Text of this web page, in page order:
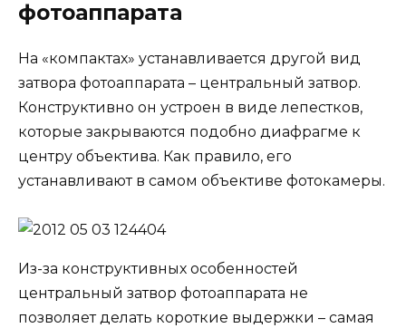
фотоаппарата
На «компактах» устанавливается другой вид
затвора фотоаппарата – центральный затвор.
Конструктивно он устроен в виде лепестков,
которые закрываются подобно диафрагме к
центру объектива. Как правило, его
устанавливают в самом объективе фотокамеры.
Из-за конструктивных особенностей
центральный затвор фотоаппарата не
позволяет делать короткие выдержки – самая